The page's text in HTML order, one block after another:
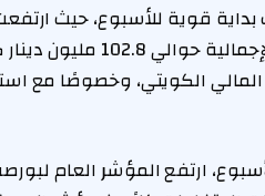
قوية للأسبوع، حيث
نشطة بلغت قيمتها
الكويتي، وخصوصًا مع